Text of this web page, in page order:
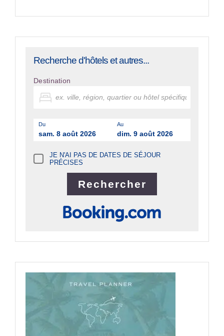
Recherche d'hôtels et autres...
Destination
Du
sam. 8 août 2026
Au
dim. 9 août 2026
JE N'AI PAS DE DATES DE SÉJOUR
PRÉCISES